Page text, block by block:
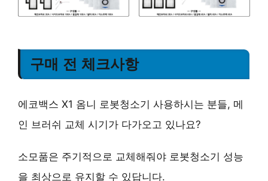
구매 전 체크사항
에코백스 X1 옴니 로봇청소기 사용하시는 분들, 메
인 브러쉬 교체 시기가 다가오고 있나요?
소모품은 주기적으로 교체해줘야 로봇청소기 성능
을 최상으로 유지할 수 있답니다.